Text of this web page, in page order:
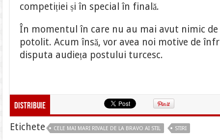
competiției și în special în finală.
În momentul în care nu au mai avut nimic
potolit. Acum însă, vor avea noi motive de
disputa audieța postului turcesc.
Distribuie
Etichete CELE MAI MARI RIVALE DE LA BRAVO AI STIL STIRI